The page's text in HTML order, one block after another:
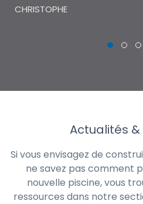
CHRISTOPHE
Actualités &
Si vous envisagez de
ne savez pas comment
nouvelle piscine, vous
ressources dans notre